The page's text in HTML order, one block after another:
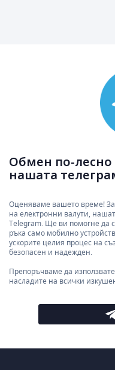
Обмен по-лесно
нашата
Оценяваме вашето време!
на електронни валути,
Telegram. Ще ви помогне да
ръка само мобилно
ускорите целия процес на
безопасен и надежден.
Препоръчваме да
насладите на всички